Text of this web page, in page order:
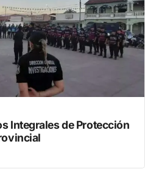
Integrales de Protección